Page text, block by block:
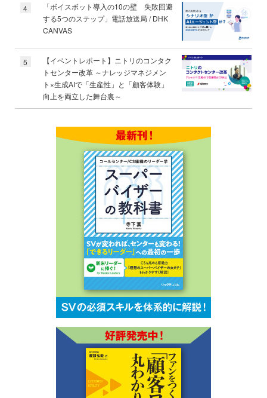
4
「ボイスボット導入の10の壁 失敗回避
する5つのステップ」電話放送局 / DHK
CANVAS
5
【イベントレポート】ニトリのコンタク
トセンター改革 ～ナレッジマネジメン
ト×生成AIで「生産性」と「顧客体験」
向上を両立した舞台裏～